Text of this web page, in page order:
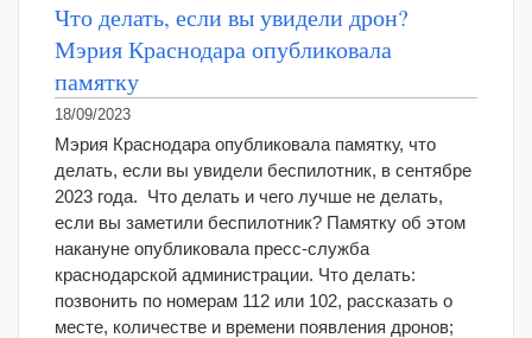
Что делать, если вы увидели дрон?
Мэрия Краснодара опубликовала
памятку
18/09/2023
Мэрия Краснодара опубликовала памятку, что
делать, если вы увидели беспилотник, в сентябре
2023 года. Что делать и чего лучше не делать,
если вы заметили беспилотник? Памятку об этом
накануне опубликовала пресс-служба
краснодарской администрации. Что делать:
позвонить по номерам 112 или 102, рассказать о
месте, количестве и времени появления дронов;